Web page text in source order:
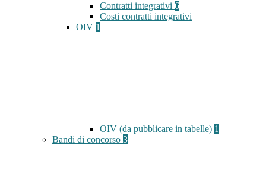
Contratti integrativi 6
Costi contratti integrativi
OIV 1
OIV (da pubblicare in tabelle) 1
Bandi di concorso 3